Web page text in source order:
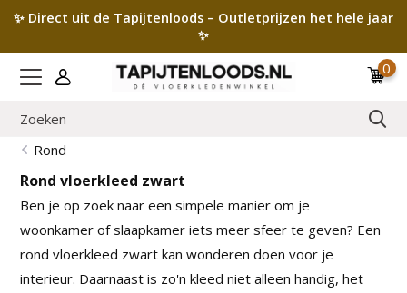
✨ Direct uit de Tapijtenloods – Outletprijzen het hele jaar
✨
0
Rond
Rond vloerkleed zwart
Ben je op zoek naar een simpele manier om je
woonkamer of slaapkamer iets meer sfeer te geven? Een
rond vloerkleed zwart kan wonderen doen voor je
interieur. Daarnaast is zo'n kleed niet alleen handig, het